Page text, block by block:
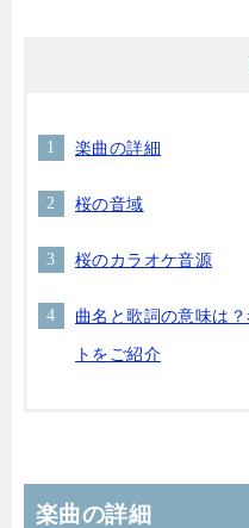
楽曲の詳細
桜の音域
桜のカラオケ音源
曲名と歌詞の意味は
トをご紹介
楽曲の詳細